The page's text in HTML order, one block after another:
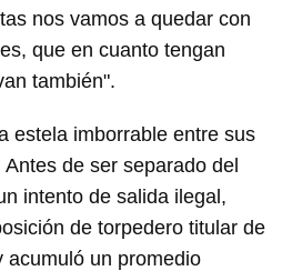
nos vamos a quedar con
que en cuanto tengan
también".
estela imborrable entre sus
de ser separado del
intento de salida ilegal,
de torpedero titular de
acumuló un promedio